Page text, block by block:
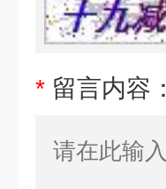
* 留言内容：